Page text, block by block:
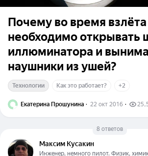
Почему во время
необходимо открывать
иллюминатора и
наушники из ушей?
Технологии Как это работает? +2
Екатерина Прошунина · 22 окт 2016 ·
Максим Кусакин
Инженер, немного пилот. Физик,
8 ответов